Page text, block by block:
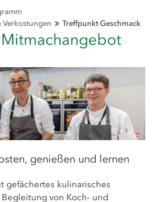
Verkostungen
Treffpunkt Geschmack
genießen und lernen
gefächertes kulinarisches
von Koch- und